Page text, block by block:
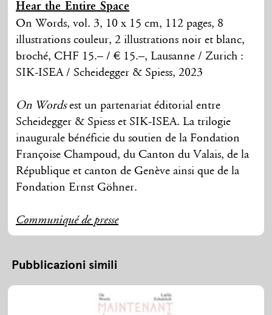
Hear the Entire Space
On Words, vol. 3, 10 x 15 cm, 112 pages, 8
illustrations couleur, 2 illustrations noir et blanc,
broché, CHF 15.– / € 15.–, Lausanne / Zurich :
SIK-ISEA / Scheidegger & Spiess, 2023
On Wordsest un partenariat éditorial entre
Scheidegger & Spiess et SIK-ISEA. La trilogie
inaugurale bénéficie du soutien de la Fondation
Françoise Champoud, du Canton du Valais, de la
République et canton de Genève ainsi que de la
Fondation Ernst Göhner.
Communiqué de presse
Pubblicazioni simili